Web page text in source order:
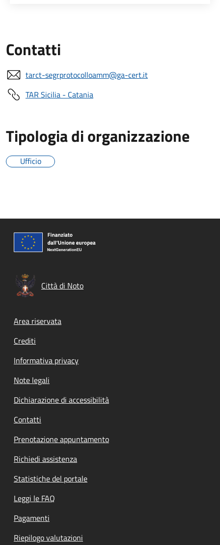
Contatti
tarct-segrprotocolloamm@ga-cert.it
TAR Sicilia - Catania
Tipologia di organizzazione
Ufficio
Città di Noto
Footer menu
Area riservata
Crediti
Informativa privacy
Note legali
Dichiarazione di accessibilità
Contatti
Prenotazione appuntamento
Richiedi assistenza
Statistiche del portale
Leggi le FAQ
Pagamenti
Riepilogo valutazioni